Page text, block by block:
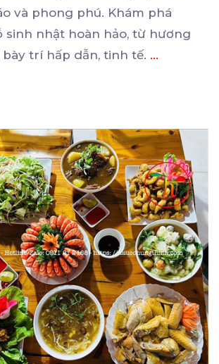
và phong phú. Khám phá
sinh nhật hoàn hảo, từ hương
trí hấp dẫn, tinh tế. ...